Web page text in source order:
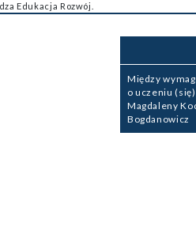
Edukacja Rozwój.
Między
o uczeniu
Magdaleny
Bogdanowicz